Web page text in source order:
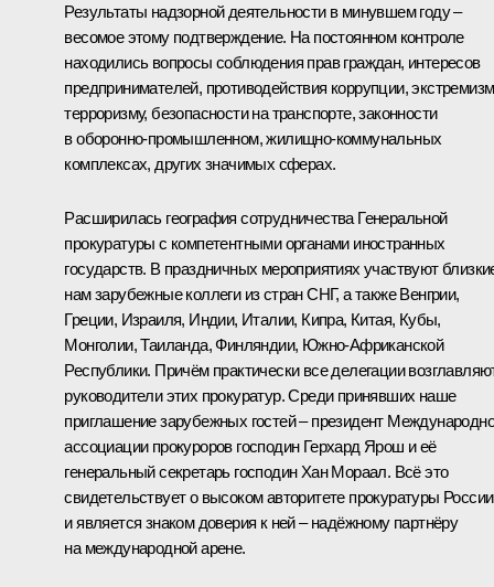
Результаты надзорной деятельности в минувшем году –
весомое этому подтверждение. На постоянном контроле
находились вопросы соблюдения прав граждан, интересов
предпринимателей, противодействия коррупции,
терроризму, безопасности на транспорте, законности
в оборонно-промышленном, жилищно-коммунальных
комплексах, других значимых сферах.
Расширилась география сотрудничества Генеральной
прокуратуры с компетентными органами иностранных
государств. В праздничных мероприятиях участвуют
нам зарубежные коллеги из стран СНГ, а также Венгрии,
Греции, Израиля, Индии, Италии, Кипра, Китая, Кубы,
Монголии, Таиланда, Финляндии, Южно-Африканской
Республики. Причём практически все делегации
руководители этих прокуратур. Среди принявших наше
приглашение зарубежных гостей – президент
ассоциации прокуроров господин Герхард Ярош и её
генеральный секретарь господин Хан Мораал. Всё это
свидетельствует о высоком авторитете прокуратуры России
и является знаком доверия к ней – надёжному партнёру
на международной арене.